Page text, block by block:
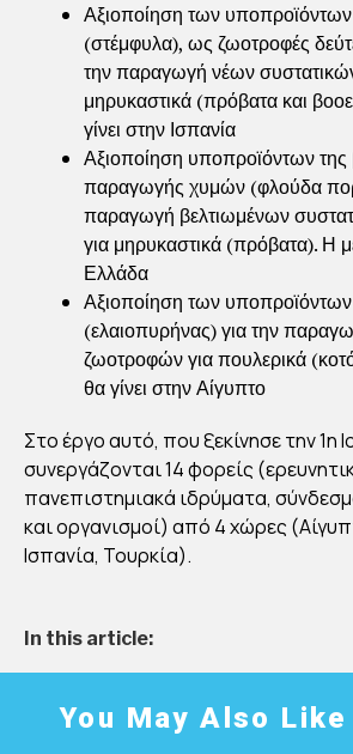
Αξιοποίηση των
(στέμφυλα), ως ζωοτροφές
την παραγωγή νέων
μηρυκαστικά (πρόβατα και
γίνει στην Ισπανία
Αξιοποίηση υποπροϊόντων της
παραγωγής χυμών (φλούδα
παραγωγή βελτιωμένων
για μηρυκαστικά (πρόβατα). Η
Ελλάδα
Αξιοποίηση των υποπροϊόντων
(ελαιοπυρήνας) για την
ζωοτροφών για πουλερικά
θα γίνει στην Αίγυπτο
Στο έργο αυτό, που ξεκίνησε την 1η
συνεργάζονται 14 φορείς
πανεπιστημιακά ιδρύματα,
και οργανισμοί) από 4 χώρες
Ισπανία, Τουρκία).
In this article:
You May Also Like